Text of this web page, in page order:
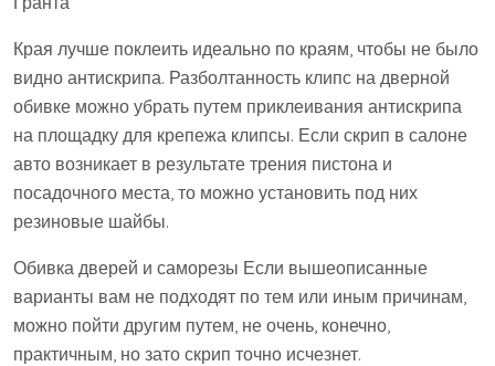
Края лучше поклеить идеально по краям, чтобы не было
видно антискрипа. Разболтанность клипс на дверной
обивке можно убрать путем приклеивания антискрипа
на площадку для крепежа клипсы. Если скрип в салоне
авто возникает в результате трения пистона и
посадочного места, то можно установить под них
резиновые шайбы.
Обивка дверей и саморезы Если вышеописанные
варианты вам не подходят по тем или иным причинам,
можно пойти другим путем, не очень, конечно,
практичным, но зато скрип точно исчезнет.